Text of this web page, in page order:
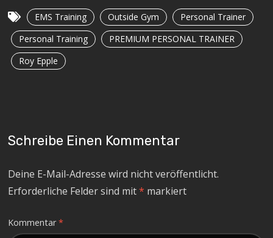
EMS Training Outside Gym
Personal Trainer
Personal Training
PREMIUM PERSONAL TRAINER
Roy Epple
Schreibe Einen Kommentar
Deine E-Mail-Adresse wird nicht veröffentlicht.
Erforderliche Felder sind mit* markiert
Kommentar*